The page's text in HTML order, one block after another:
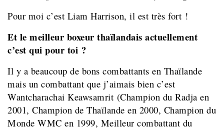
Pour moi c’est Liam Harrison, il est très fort !
Et le meilleur boxeur thaïlandais actuellement
c’est qui pour toi ?
Il y a beaucoup de bons combattants en Thaïlande
mais un combattant que j’aimais bien c’est
Wantcharachai Keawsamrit (Champion du Radja en
2001, Champion de Thaïlande en 2000, Champion du
Monde WMC en 1999, Meilleur combattant du